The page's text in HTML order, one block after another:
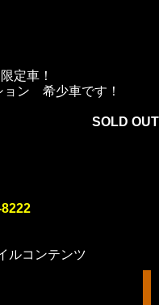
定車！
ン 希少車です！
SOLD OUT
ルコンテンツ